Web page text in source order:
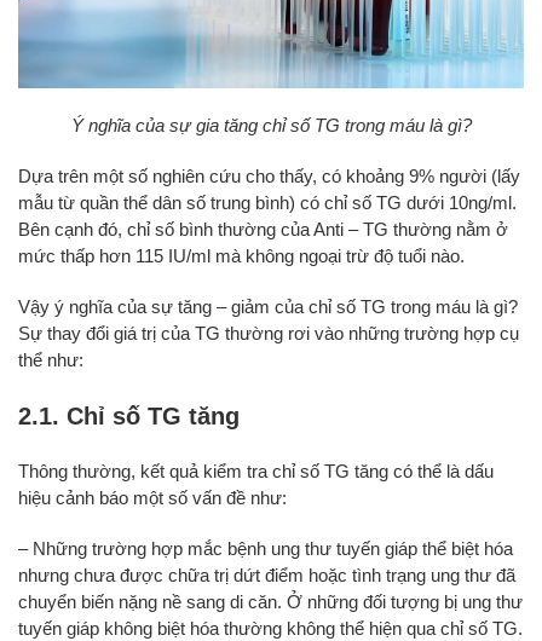
Ý nghĩa của sự gia tăng chỉ số TG trong máu là gì?
Dựa trên một số nghiên cứu cho thấy, có khoảng 9% người (lấy
mẫu từ quần thể dân số trung bình) có chỉ số TG dưới 10ng/ml.
Bên cạnh đó, chỉ số bình thường của Anti – TG thường nằm ở
mức thấp hơn 115 IU/ml mà không ngoại trừ độ tuổi nào.
Vậy ý nghĩa của sự tăng – giảm của chỉ số TG trong máu là gì?
Sự thay đổi giá trị của TG thường rơi vào những trường hợp cụ
thể như:
2.1. Chỉ số TG tăng
Thông thường, kết quả kiểm tra chỉ số TG tăng có thể là dấu
hiệu cảnh báo một số vấn đề như:
– Những trường hợp mắc bệnh ung thư tuyến giáp thể biệt hóa
nhưng chưa được chữa trị dứt điểm hoặc tình trạng ung thư đã
chuyển biến nặng nề sang di căn. Ở những đối tượng bị ung thư
tuyến giáp không biệt hóa thường không thể hiện qua chỉ số TG.